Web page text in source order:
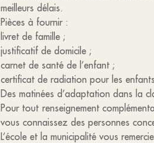
meilleurs délais.
Pièces à fournir :
livret de famille ;
justificatif de domicile ;
carnet de santé de l’enfant ;
certificat de radiation pour les
Des matinées d’adaptation dans la
Pour tout renseignement
vous connaissez des personnes
L’école et la municipalité vous